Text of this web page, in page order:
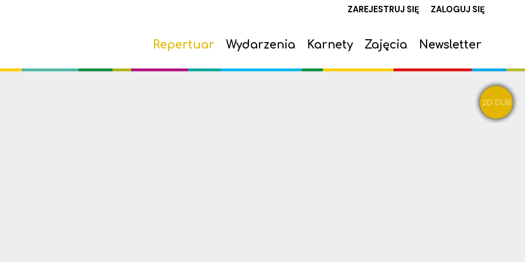
ZAREJESTRUJ SIĘ ZALOGUJ SIĘ
14
Repertuar Wydarzenia Karnety Zajęcia Newsletter
2D DUB
2D NAP
3D DUB
2D DUB